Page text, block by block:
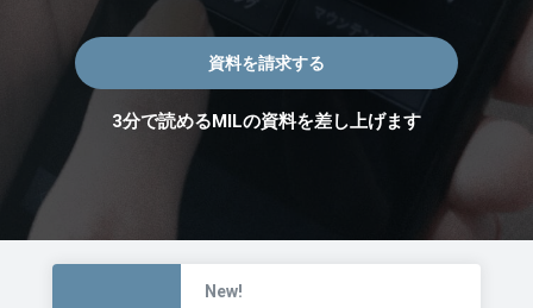
資料を請求する
3分で読めるMILの資料を差し上げます
New!